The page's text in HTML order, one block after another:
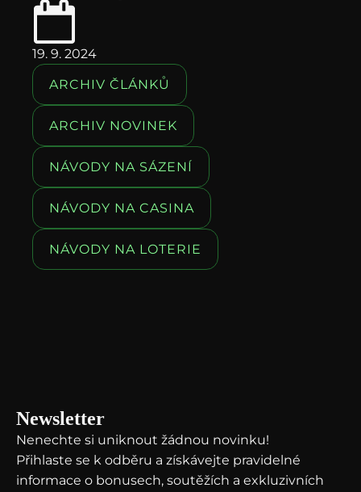
19. 9. 2024
ARCHIV ČLÁNKŮ
ARCHIV NOVINEK
NÁVODY NA SÁZENÍ
NÁVODY NA CASINA
NÁVODY NA LOTERIE
Newsletter
Nenechte si uniknout žádnou novinku!
Přihlaste se k odběru a získávejte pravidelné
informace o bonusech, soutěžích a exkluzivních